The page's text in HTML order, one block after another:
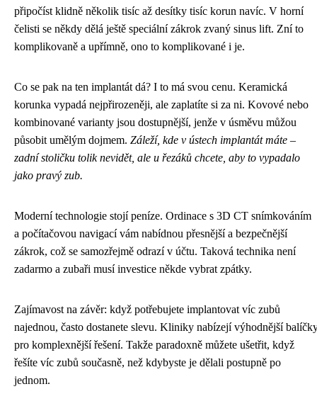
připočíst klidně několik tisíc až desítky tisíc korun navíc. V horní
čelisti se někdy dělá ještě speciální zákrok zvaný sinus lift. Zní to
komplikovaně a upřímně, ono to komplikované i je.
Co se pak na ten implantát dá? I to má svou cenu. Keramická
korunka vypadá nejpřirozeněji, ale zaplatíte si za ni. Kovové nebo
kombinované varianty jsou dostupnější, jenže v úsměvu můžou
působit umělým dojmem. Záleží, kde v ústech implantát máte –
zadní stoličku tolik nevidět, ale u řezáků chcete, aby to vypadalo
jako pravý zub.
Moderní technologie stojí peníze. Ordinace s 3D CT snímkováním
a počítačovou navigací vám nabídnou přesnější a bezpečnější
zákrok, což se samozřejmě odrazí v účtu. Taková technika není
zadarmo a zubaři musí investice někde vybrat zpátky.
Zajímavost na závěr: když potřebujete implantovat víc zubů
najednou, často dostanete slevu. Kliniky nabízejí výhodnější
pro komplexnější řešení. Takže paradoxně můžete ušetřit, když
řešíte víc zubů současně, než kdybyste je dělali postupně po
jednom.